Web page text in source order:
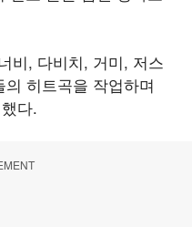
비, 다비치, 거미, 저스
히트곡을 작업하며
다.